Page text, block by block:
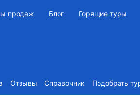
продаж Блог Горящие туры
Отзывы Справочник Подобрать